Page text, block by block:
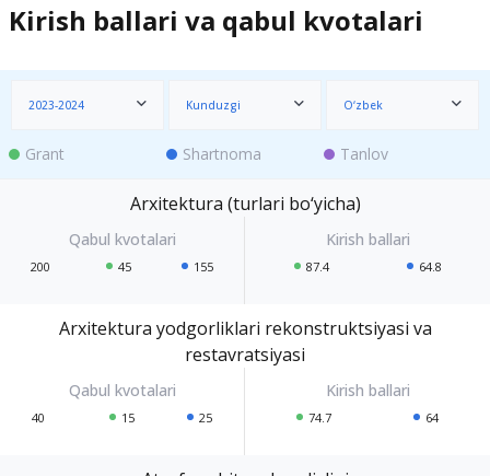
Kirish ballari va qabul kvotalari
2023-2024 Kunduzgi O‘zbek
Grant Shartnoma Tanlov
Arxitektura (turlari bo‘yicha)
200 45 155 87.4 64.8
Arxitektura yodgorliklari rekonstruktsiyasi va
restavratsiyasi
40 15 25 74.7 64